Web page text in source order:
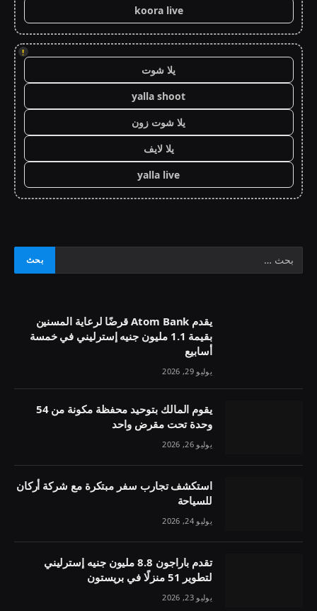
koora live
!
يلا شوت
yalla shoot
يلا شوت زون
يلا لايف
yalla live
يقدم Atom Bank قرضًا لرعاية المسنين
بقيمة 1.1 مليون جنيه إسترليني في خمسة
أسابيع
يوليو 29, 2026
يقوم المالك بتوحيد محفظة مكونة من 54
وحدة تحت مقرض واحد
يوليو 26, 2026
استكشف تجارب سفر مبتكرة مع شركة أركان
للسياحة
يوليو 24, 2026
تقدم باراجون 8.8 مليون جنيه إسترليني
لتطوير 51 منزلًا في بريستون
يوليو 23, 2026